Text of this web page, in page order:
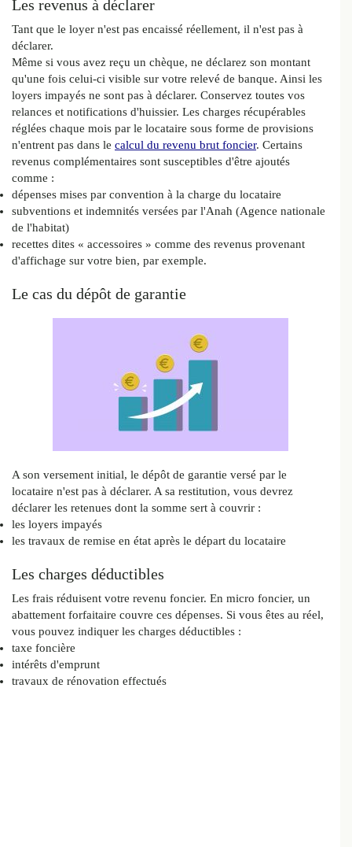
Les revenus à déclarer
Tant que le loyer n'est pas encaissé réellement, il n'est pas à
déclarer.
Même si vous avez reçu un chèque, ne déclarez son montant
qu'une fois celui-ci visible sur votre relevé de banque. Ainsi les
loyers impayés ne sont pas à déclarer. Conservez toutes vos
relances et notifications d'huissier. Les charges récupérables
réglées chaque mois par le locataire sous forme de provisions
n'entrent pas dans le calcul du revenu brut foncier. Certains
revenus complémentaires sont susceptibles d'être ajoutés
comme :
dépenses mises par convention à la charge du locataire
subventions et indemnités versées par l'Anah (Agence nationale
de l'habitat)
recettes dites « accessoires » comme des revenus provenant
d'affichage sur votre bien, par exemple.
Le cas du dépôt de garantie
A son versement initial, le dépôt de garantie versé par le
locataire n'est pas à déclarer. A sa restitution, vous devrez
déclarer les retenues dont la somme sert à couvrir :
les loyers impayés
les travaux de remise en état après le départ du locataire
Les charges déductibles
Les frais réduisent votre revenu foncier. En micro foncier, un
abattement forfaitaire couvre ces dépenses. Si vous êtes au réel,
vous pouvez indiquer les charges déductibles :
taxe foncière
intérêts d'emprunt
travaux de rénovation effectués